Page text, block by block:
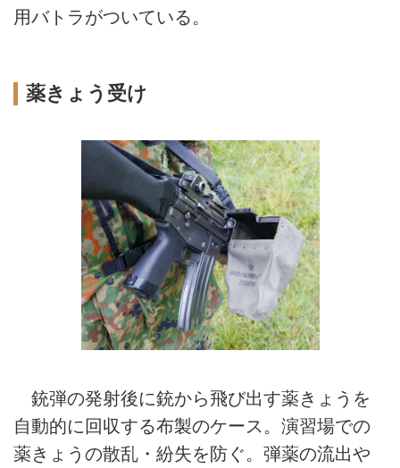
用バトラがついている。
薬きょう受け
銃弾の発射後に銃から飛び出す薬きょうを
自動的に回収する布製のケース。演習場での
薬きょうの散乱・紛失を防ぐ。弾薬の流出や